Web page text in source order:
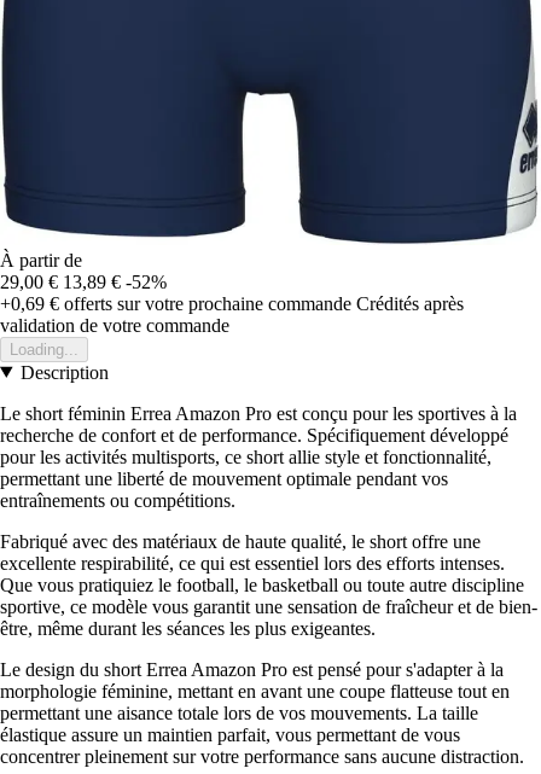
À partir de
29,00 € 13,89 € -52%
+0,69 € offerts sur votre prochaine commande Crédités après
validation de votre commande
Loading...
Description
Le short féminin Errea Amazon Pro est conçu pour les sportives à la
recherche de confort et de performance. Spécifiquement développé
pour les activités multisports, ce short allie style et fonctionnalité,
permettant une liberté de mouvement optimale pendant vos
entraînements ou compétitions.
Fabriqué avec des matériaux de haute qualité, le short offre une
excellente respirabilité, ce qui est essentiel lors des efforts intenses.
Que vous pratiquiez le football, le basketball ou toute autre discipline
sportive, ce modèle vous garantit une sensation de fraîcheur et de bien-
être, même durant les séances les plus exigeantes.
Le design du short Errea Amazon Pro est pensé pour s'adapter à la
morphologie féminine, mettant en avant une coupe flatteuse tout en
permettant une aisance totale lors de vos mouvements. La taille
élastique assure un maintien parfait, vous permettant de vous
concentrer pleinement sur votre performance sans aucune distraction.